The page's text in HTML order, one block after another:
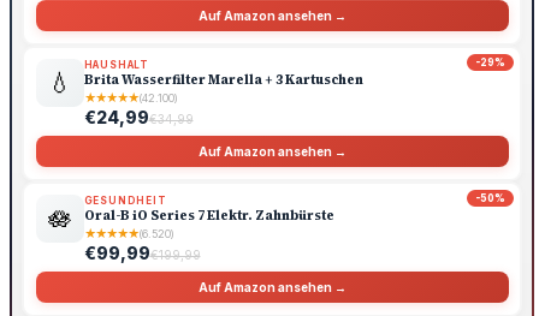
Auf Amazon ansehen →
-29%
💧
HAUSHALT
Brita Wasserfilter Marella + 3 Kartuschen
★★★★★(42.100)
€24,99€34,99
Auf Amazon ansehen →
-50%
🪷
GESUNDHEIT
Oral-B iO Series 7 Elektr. Zahnbürste
★★★★★(6.520)
€99,99€199,99
Auf Amazon ansehen →